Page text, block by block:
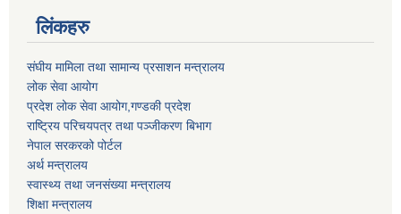
लिंकहरु
संघीय मामिला तथा सामान्य प्रसाशन मन्त्रालय
लोक सेवा आयोग
प्रदेश लोक सेवा आयोग,गण्डकी प्रदेश
राष्ट्रिय परिचयपत्र तथा पञ्जीकरण बिभाग
नेपाल सरकरको पोर्टल
अर्थ मन्त्रालय
स्वास्थ्य तथा जनसंख्या मन्त्रालय
शिक्षा मन्त्रालय